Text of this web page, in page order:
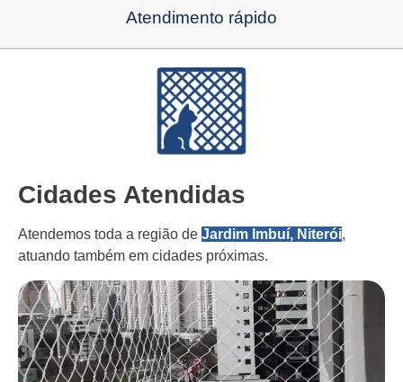
Atendimento rápido
Cidades Atendidas
Atendemos toda a região de Jardim Imbuí, Niterói,
atuando também em cidades próximas.